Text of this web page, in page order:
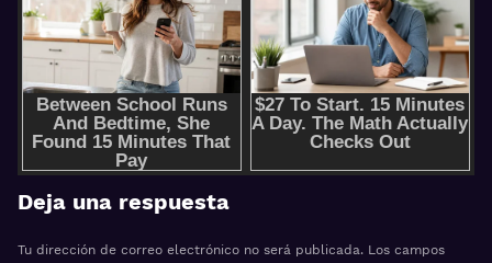
Deja una respuesta
Tu dirección de correo electrónico no será publicada. Los campos